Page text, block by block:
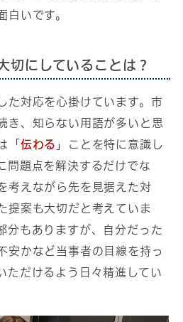
白いです。
切にしていることは？
た対応を心掛けています。市
き、知らない用語が多いと思
「 伝わる 」ことを特に意識し
問題点を解決するだけでな
考えながら先を見据えた対
提案も大切だと考えていま
分もありますが、自分だった
安かなど当事者の目線を持っ
ただけるよう日々精進してい